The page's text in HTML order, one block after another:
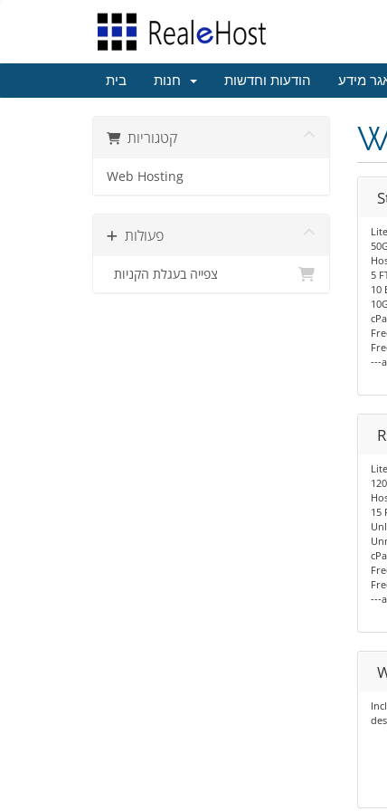
בית הודעות וחדשות מידע
קטגוריות
Web Hosting
פעולות
צפייה בעגלת הקניות
5
10
---
15
---